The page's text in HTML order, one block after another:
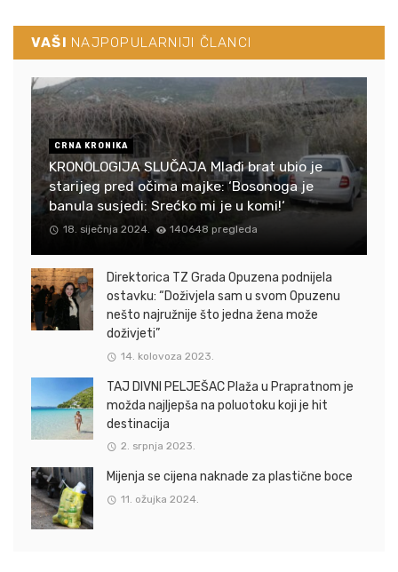
VAŠI NAJPOPULARNIJI ČLANCI
CRNA KRONIKA
KRONOLOGIJA SLUČAJA Mlađi brat ubio je
starijeg pred očima majke: ‘Bosonoga je
banula susjedi: Srećko mi je u komi!‘
18. siječnja 2024. 140648 pregleda
Direktorica TZ Grada Opuzena podnijela
ostavku: “Doživjela sam u svom Opuzenu
nešto najružnije što jedna žena može
doživjeti”
14. kolovoza 2023.
TAJ DIVNI PELJEŠAC Plaža u Prapratnom je
možda najljepša na poluotoku koji je hit
destinacija
2. srpnja 2023.
Mijenja se cijena naknade za plastične boce
11. ožujka 2024.